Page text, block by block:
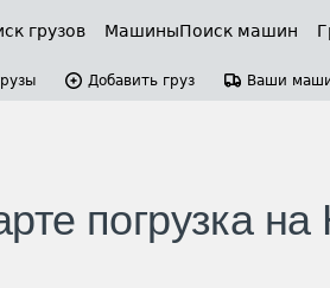
грузов МашиныПоиск машин
Добавить груз Ваши
погрузка